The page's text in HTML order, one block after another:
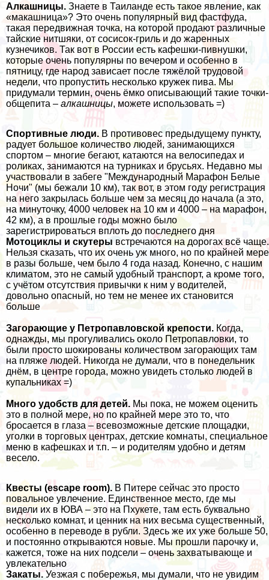
Алкашницы. Знаете в Таиланде есть такое явление, как
«макашница»? Это очень популярный вид фастфуда,
такая передвижная точка, на которой продают различные
тайские нитшяки, от сосисок-гриль и до жаренных
кузнечиков. Так вот в России есть кафешки-пивнушки,
которые очень популярны по вечером и особенно в
пятницу, где народ зависает после тяжёлой трудовой
недели, что пропустить несколько кружек пива. Мы
придумали термин, очень ёмко описывающий такие точки-
общепита – алкашницы, можете использовать =)
Спортивные люди. В противовес предыдущему пункту,
радует большое количество людей, занимающихся
спортом – многие бегают, катаются на велосипедах и
роликах, занимаются на турниках и брусьях. Недавно мы
участвовали в забеге "Международный Марафон Белые
Ночи" (мы бежали 10 км), так вот, в этом году регистрация
на него закрылась больше чем за месяц до начала (а это,
на минуточку, 4000 человек на 10 км и 4000 – на марафон,
42 км), а в прошлые годы можно было
зарегистрироваться вплоть до последнего дня
Мотоциклы и скутеры встречаются на дорогах всё чаще.
Нельзя сказать, что их очень уж много, но по крайней мере
в разы больше, чем было 4 года назад. Конечно, с нашим
климатом, это не самый удобный транспорт, а кроме того,
с учётом отсутствия привычки к ним у водителей,
довольно опасный, но тем не менее их становится
больше
Загорающие у Петропавловской крепости. Когда,
однажды, мы прогуливались около Петропавловки, то
были просто шокированы количеством загорающих там
на пляже людей. Никогда не думали, что в понедельник
днём, в центре города, можно увидеть столько людей в
купальниках =)
Много удобств для детей. Мы пока, не можем оценить
это в полной мере, но по крайней мере это то, что
бросается в глаза – всевозможные детские площадки,
уголки в торговых центрах, детские комнаты, специальное
меню в кафешках и т.п. – и родителям удобно и детям
весело.
Квесты (escape room). В Питере сейчас это просто
повальное увлечение. Единственное место, где мы
видели их в ЮВА – это на Пхукете, там есть буквально
несколько комнат, и ценник на них весьма существенный,
особенно в переводе в рубли. Здесь же их уже больше 50,
и постоянно открываются новые. Мы прошли парочку и,
кажется, тоже на них подсели – очень захватывающе и
увлекательно
Закаты. Уезжая с побережья, мы думали, что не увидим